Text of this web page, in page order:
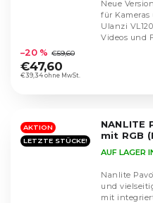
durchschnittliche
Produktbewertung
ist
Sternen.
€39,34 ohne MwSt.
–20 % €59,60
€47,60
Neue
für
Ulanzi
Videos und
AKTION
LETZTE STÜCKE!
NANLITE
mit RGB
AUF LAGER
Nanlite
und
mit